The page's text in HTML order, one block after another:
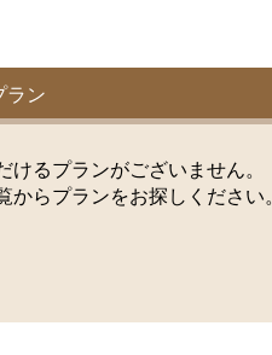
ラン
るプランがございません。
らプランをお探しください。